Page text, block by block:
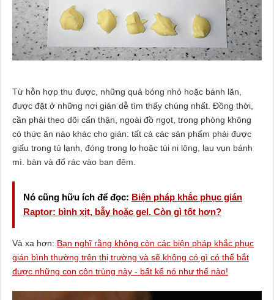
Từ hỗn hợp thu được, những quả bóng nhỏ hoặc bánh lăn,
được đặt ở những nơi gián dễ tìm thấy chúng nhất. Đồng thời,
cần phải theo dõi cẩn thận, ngoài đồ ngọt, trong phòng không
có thức ăn nào khác cho gián: tất cả các sản phẩm phải được
giấu trong tủ lạnh, đóng trong lọ hoặc túi ni lông, lau vụn bánh
mì. bàn và đổ rác vào ban đêm.
Nó cũng hữu ích để đọc: Biện pháp khắc phục gián
Raptor: bình xịt, bẫy hoặc gel. Còn gì tốt hơn?
Và xa hơn: Bạn nghĩ rằng không còn các biện pháp khắc phục
gián bình thường trên thị trường và sẽ không có gì có thể bắt
được những con côn trùng này - bất kể nó như thế nào!